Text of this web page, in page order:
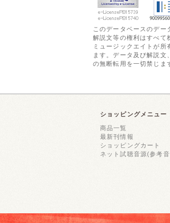
このデータベースのデー
解説文等の権利はすべて
ミュージックエイトが所
ます。データ及び解説文
の無断転用を一切禁じま
ショッピングメニュー
商品一覧
最新刊情報
ショッピングカート
ネット試聴音源(参考